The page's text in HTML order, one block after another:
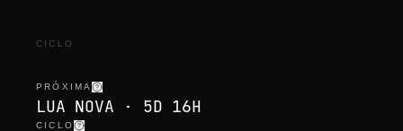
CICLO
PRÓXIMA
LUA NOVA · 5D 16H
CICLO